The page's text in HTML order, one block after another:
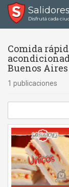
Disfrutá cada
Comida
Buenos Aires
1 publicaciones